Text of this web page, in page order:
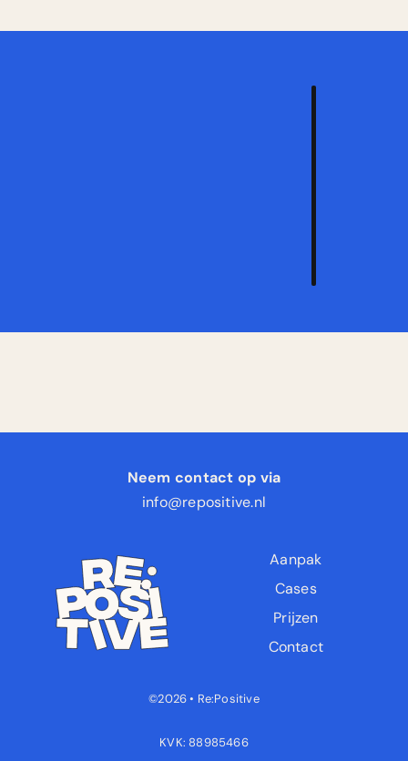
Neem contact op via
info@repositive.nl
Aanpak
Cases
Prijzen
Contact
©2026 • Re:Positive
KVK: 88985466